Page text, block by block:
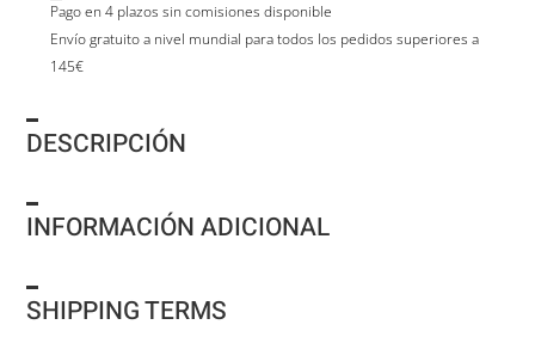
Pago en 4 plazos sin comisiones disponible
Envío gratuito a nivel mundial para todos los pedidos superiores a
145€
DESCRIPCIÓN
INFORMACIÓN ADICIONAL
SHIPPING TERMS